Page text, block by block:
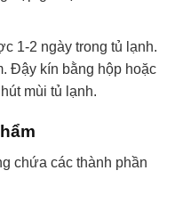
1-2 ngày trong tủ lạnh.
Đậy kín bằng hộp hoặc
mùi tủ lạnh.
chứa các thành phần